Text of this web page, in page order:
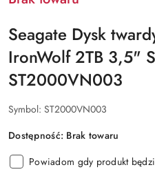
Seagate Dysk
IronWolf 2TB 3,5"
ST2000VN003
Symbol: ST2000VN003
Dostępność: Brak towaru
Powiadom gdy produkt